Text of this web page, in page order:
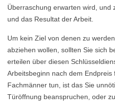
Überraschung erwarten wird, und
und das Resultat der Arbeit.
Um kein Ziel von denen zu
abziehen wollen, sollten Sie sich
erteilen über diesen
Arbeitsbeginn nach dem
Fachmänner tun, ist das Sie
Türöffnung beanspruchen, oder